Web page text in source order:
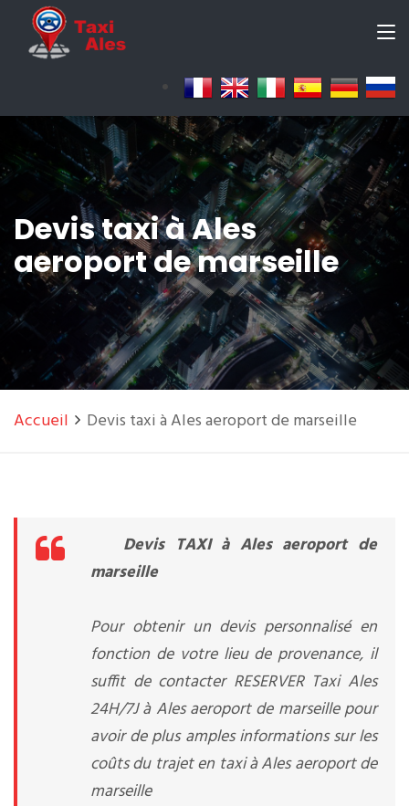
Devis taxi à Ales
aeroport de marseille
Accueil Devis taxi à Ales aeroport de marseille
Devis TAXI à Ales aeroport de
marseille
Pour obtenir un devis personnalisé en
fonction de votre lieu de provenance, il
suffit de contacter RESERVER Taxi Ales
24H/7J à Ales aeroport de marseille pour
avoir de plus amples informations sur les
coûts du trajet en taxi à Ales aeroport de
marseille